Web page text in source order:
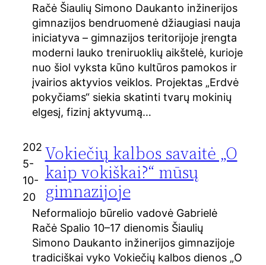
Račė Šiaulių Simono Daukanto inžinerijos
gimnazijos bendruomenė džiaugiasi nauja
iniciatyva – gimnazijos teritorijoje įrengta
moderni lauko treniruoklių aikštelė, kurioje
nuo šiol vyksta kūno kultūros pamokos ir
įvairios aktyvios veiklos. Projektas „Erdvė
pokyčiams“ siekia skatinti tvarų mokinių
elgesį, fizinį aktyvumą…
202
5-
10-
20
Vokiečių kalbos savaitė „O
kaip vokiškai?“ mūsų
gimnazijoje
Neformaliojo būrelio vadovė Gabrielė
Račė Spalio 10–17 dienomis Šiaulių
Simono Daukanto inžinerijos gimnazijoje
tradiciškai vyko Vokiečių kalbos dienos „O